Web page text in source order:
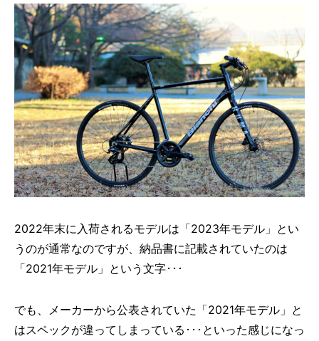
2022年末に入荷されるモデルは「2023年モデル」とい
うのが通常なのですが、納品書に記載されていたのは
「2021年モデル」という文字･･･
でも、メーカーから公表されていた「2021年モデル」と
はスペックが違ってしまっている･･･といった感じになっ